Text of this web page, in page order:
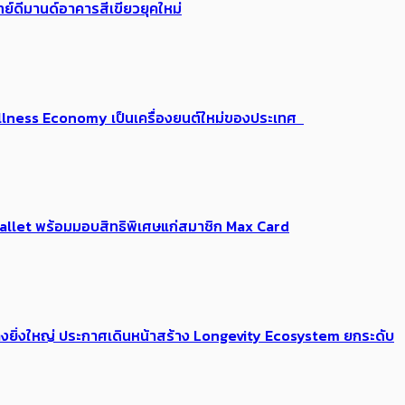
ย์ดีมานด์อาคารสีเขียวยุคใหม่
Economy เป็นเครื่องยนต์ใหม่ของประเทศ
พร้อมมอบสิทธิพิเศษแก่สมาชิก Max Card
งใหญ่ ประกาศเดินหน้าสร้าง Longevity Ecosystem ยกระดับ